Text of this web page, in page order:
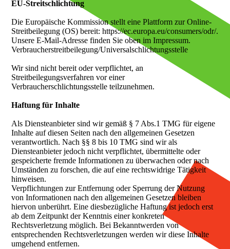
EU-Streitschlichtung
Die Europäische Kommission stellt eine Plattform zur Online-
Streitbeilegung (OS) bereit: https://ec.europa.eu/consumers/odr/.
Unsere E-Mail-Adresse finden Sie oben im Impressum.
Verbraucher­streit­beilegung/Universal­schlichtungs­stelle
Wir sind nicht bereit oder verpflichtet, an
Streitbeilegungsverfahren vor einer
Verbraucherschlichtungsstelle teilzunehmen.
Haftung für Inhalte
Als Diensteanbieter sind wir gemäß § 7 Abs.1 TMG für eigene
Inhalte auf diesen Seiten nach den allgemeinen Gesetzen
verantwortlich. Nach §§ 8 bis 10 TMG sind wir als
Diensteanbieter jedoch nicht verpflichtet, übermittelte oder
gespeicherte fremde Informationen zu überwachen oder nach
Umständen zu forschen, die auf eine rechtswidrige Tätigkeit
hinweisen.
Verpflichtungen zur Entfernung oder Sperrung der Nutzung
von Informationen nach den allgemeinen Gesetzen bleiben
hiervon unberührt. Eine diesbezügliche Haftung ist jedoch erst
ab dem Zeitpunkt der Kenntnis einer konkreten
Rechtsverletzung möglich. Bei Bekanntwerden von
entsprechenden Rechtsverletzungen werden wir diese Inhalte
umgehend entfernen.